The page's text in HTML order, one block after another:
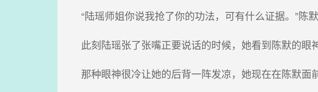
“陆瑶师姐你说我抢了你的功法，可有什么证据。”陈默
此刻陆瑶张了张嘴正要说话的时候，她看到陈默的眼
那种眼神很冷让她的后背一阵发凉，她现在在陈默面